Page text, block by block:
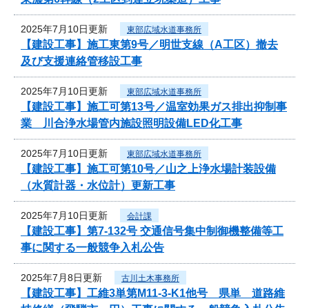
2025年7月10日更新 東部広域水道事務所
【建設工事】施工東第9号／明世支線（A工区）撤去
及び支援連絡管移設工事
2025年7月10日更新 東部広域水道事務所
【建設工事】施工可第13号／温室効果ガス排出抑制事
業 川合浄水場管内施設照明設備LED化工事
2025年7月10日更新 東部広域水道事務所
【建設工事】施工可第10号／山之上浄水場計装設備
（水質計器・水位計）更新工事
2025年7月10日更新 会計課
【建設工事】第7-132号 交通信号集中制御機整備等工
事に関する一般競争入札公告
2025年7月8日更新 古川土木事務所
【建設工事】工維3単第M11-3-K1他号 県単 道路維